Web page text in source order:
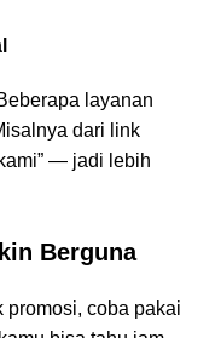
layanan
dari link
— jadi lebih
Berguna
promosi, coba pakai